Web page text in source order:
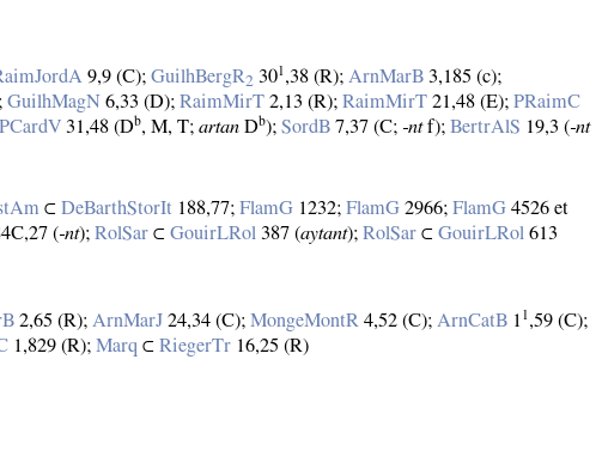
9,9 (C);GuilhBergR2 301 ,38 (R); ArnMarB 3,185 (c);
GuilhMagN 6,33 (D);RaimMirT 2,13 (R);RaimMirT 21,48 (E);PRaimC
PCardV 31,48 (Db, M, T;artan Db);SordB 7,37 (C;‑ntf);BertrAlS 19,3 (‑nt
⊂DeBarthStorIt 188,77;FlamG 1232;FlamG 2966;FlamG 4526 et
(‑nt);RolSar ⊂GouirLRol 387 (aytant);RolSar ⊂GouirLRol 613
2,65 (R); ArnMarJ 24,34 (C);MongeMontR 4,52 (C); ArnCatB 1 1 ,59 (C);
1,829 (R);Marq ⊂RiegerTr 16,25 (R)